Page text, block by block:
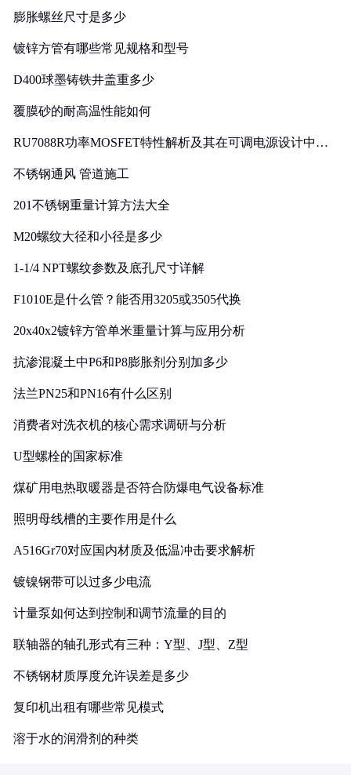
膨胀螺丝尺寸是多少
镀锌方管有哪些常见规格和型号
D400球墨铸铁井盖重多少
覆膜砂的耐高温性能如何
RU7088R功率MOSFET特性解析及其在可调电源设计中的
不锈钢通风 管道施工
201不锈钢重量计算方法大全
M20螺纹大径和小径是多少
1-1/4 NPT螺纹参数及底孔尺寸详解
F1010E是什么管？能否用3205或3505代换
20x40x2镀锌方管单米重量计算与应用分析
抗渗混凝土中P6和P8膨胀剂分别加多少
法兰PN25和PN16有什么区别
消费者对洗衣机的核心需求调研与分析
U型螺栓的国家标准
煤矿用电热取暖器是否符合防爆电气设备标准
照明母线槽的主要作用是什么
A516Gr70对应国内材质及低温冲击要求解析
镀镍钢带可以过多少电流
计量泵如何达到控制和调节流量的目的
联轴器的轴孔形式有三种：Y型、J型、Z型
不锈钢材质厚度允许误差是多少
复印机出租有哪些常见模式
溶于水的润滑剂的种类